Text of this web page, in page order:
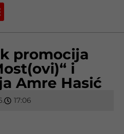
promocija
i
Amre Hasić
17:06